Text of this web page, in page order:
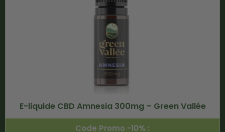
E-liquide CBD Amnesia 300mg – Green Vallée
Code Promo -10% :